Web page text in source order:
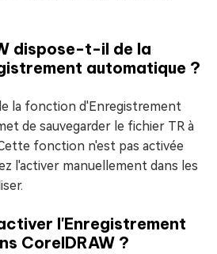
dispose-t-il de la
automatique ?
la fonction d'Enregistrement
de sauvegarder le fichier TR à
fonction n'est pas activée
l'activer manuellement dans les
l'Enregistrement
CorelDRAW ?